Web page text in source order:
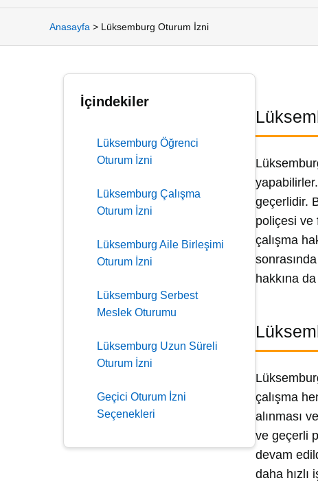
Anasayfa > Lüksemburg Oturum İzni
İçindekiler
Lüksemburg Öğrenci
Oturum İzni
Lüksemburg Çalışma
Oturum İzni
Lüksemburg Aile Birleşimi
Oturum İzni
Lüksemburg Serbest
Meslek Oturumu
Lüksemburg Uzun Süreli
Oturum İzni
Geçici Oturum İzni
Seçenekleri
geçerlidir.
poliçesi ve
çalışma
hakkına
çalışma
alınması
ve geçerli
devam
daha hızlı